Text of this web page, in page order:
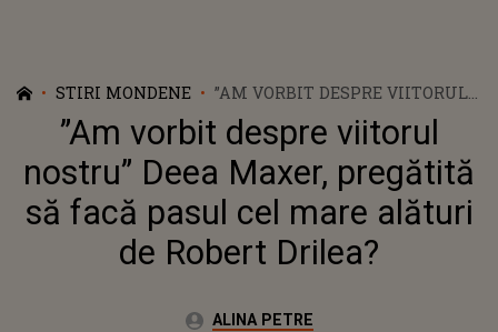
STIRI MONDENE
”AM VORBIT DESPRE VIITORUL
NOSTRU” DEEA MAXER,
PREGĂTITĂ SĂ FACĂ PASUL CEL
MARE ALĂTURI DE ROBERT
DRILEA?
”Am vorbit despre viitorul
nostru” Deea Maxer, pregătită
să facă pasul cel mare alături
de Robert Drilea?
Autor:ALINA PETRE